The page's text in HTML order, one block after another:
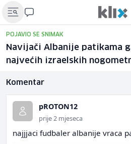
POJAVIO SE SNIMAK
Navijači Albanije patikama
najvećih izraelskih
Komentar
pROTON12
prije 2 mjeseca
najjjaci fudbaler albanije vraca